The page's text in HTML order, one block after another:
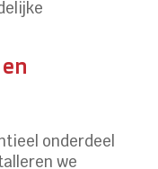
onderdeel
we